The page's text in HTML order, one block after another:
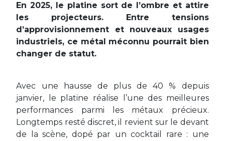
En 2025, le platine sort de l’ombre et attire
les projecteurs. Entre tensions
d’approvisionnement et nouveaux usages
industriels, ce métal méconnu pourrait bien
changer de statut.
Avec une hausse de plus de 40 % depuis
janvier, le platine réalise l’une des meilleures
performances parmi les métaux précieux.
Longtemps resté discret, il revient sur le devant
de la scène, dopé par un cocktail rare : une